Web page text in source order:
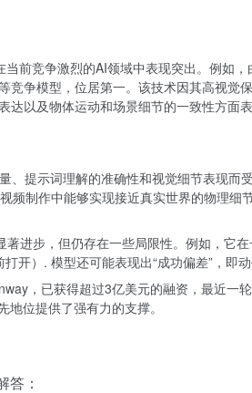
当前竞争激烈的AI领域中表现突出。例
争模型，位居第一。该技术因其高视
以及物体运动和场景细节的一致性方面
、提示词理解的准确性和视觉细节表现
频制作中能够实现接近真实世界的物理
著进步，但仍存在一些局限性。例如，它
开）. 模型还可能表现出“成功偏差”，
，已获得超过3亿美元的融资，最近
位提供了强有力的支撑。
答：